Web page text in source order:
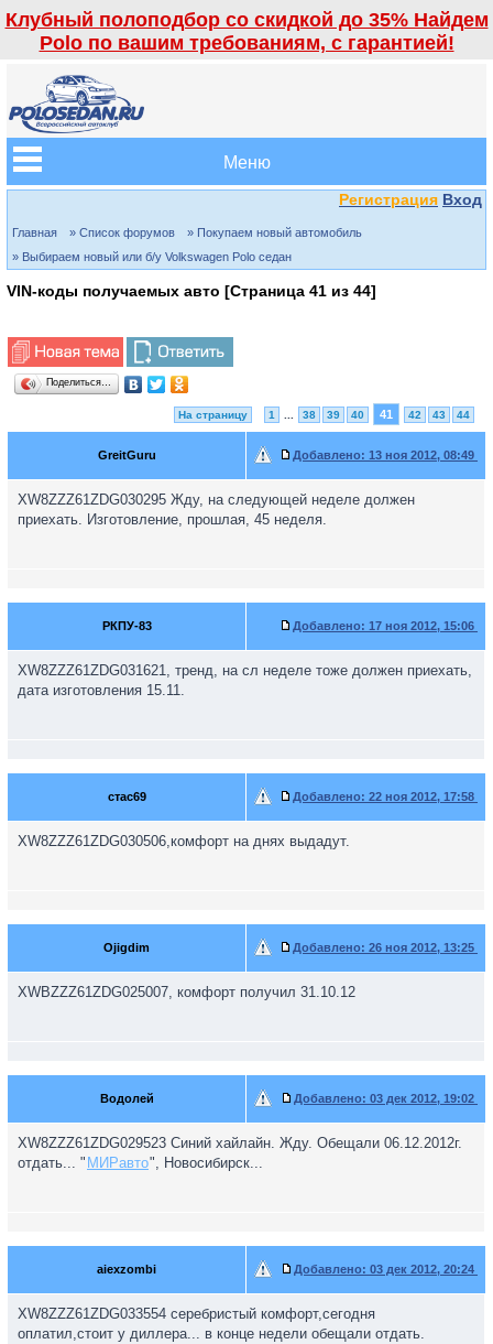
Клубный полоподбор со скидкой до 35% Найдем
Polo по вашим требованиям, с гарантией!
Меню
Регистрация Вход
Главная » Список форумов
» Покупаем новый автомобиль
» Выбираем новый или б/у Volkswagen Polo седан
VIN-коды получаемых авто [Страница 41 из 44]
Поделиться…
На страницу 1 38 39 40 41 42 43 44
GreitGuru Добавлено: 13 ноя 2012, 08:49
XW8ZZZ61ZDG030295 Жду, на следующей неделе должен
приехать. Изготовление, прошлая, 45 неделя.
РКПУ-83 Добавлено: 17 ноя 2012, 15:06
XW8ZZZ61ZDG031621, тренд, на сл неделе тоже должен приехать,
дата изготовления 15.11.
стас69 Добавлено: 22 ноя 2012, 17:58
XW8ZZZ61ZDG030506,комфорт на днях выдадут.
Ojigdim Добавлено: 26 ноя 2012, 13:25
XWBZZZ61ZDG025007, комфорт получил 31.10.12
Водолей Добавлено: 03 дек 2012, 19:02
XW8ZZZ61ZDG029523 Синий хайлайн. Жду. Обещали 06.12.2012г.
отдать... " МИРавто", Новосибирск...
aiexzombi Добавлено: 03 дек 2012, 20:24
XW8ZZZ61ZDG033554 серебристый комфорт,сегодня
оплатил,стоит у диллера... в конце недели обещали отдать.